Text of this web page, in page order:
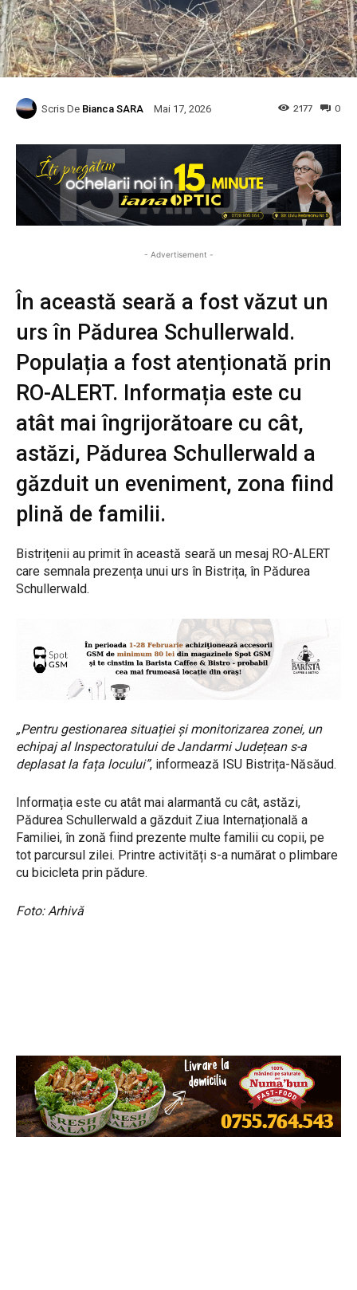
Scris De Bianca SARA Mai 17, 2026 0
2177
- Advertisement -
În această seară a fost văzut un
urs în Pădurea Schullerwald.
Populația a fost atenționată prin
RO-ALERT. Informația este cu
atât mai îngrijorătoare cu cât,
astăzi, Pădurea Schullerwald a
găzduit un eveniment, zona fiind
plină de familii.
Bistrițenii au primit în această seară un mesaj RO-ALERT
care semnala prezența unui urs în Bistrița, în Pădurea
Schullerwald.
„Pentru gestionarea situației și monitorizarea zonei, un
echipaj al Inspectoratului de Jandarmi Județean s-a
deplasat la fața locului”, informează ISU Bistrița-Năsăud.
Informația este cu atât mai alarmantă cu cât, astăzi,
Pădurea Schullerwald a găzduit Ziua Internațională a
Familiei, în zonă fiind prezente multe familii cu copii, pe
tot parcursul zilei. Printre activități s-a numărat o plimbare
cu bicicleta prin pădure.
Foto: Arhivă